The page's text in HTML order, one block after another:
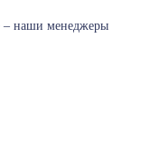
– наши менеджеры